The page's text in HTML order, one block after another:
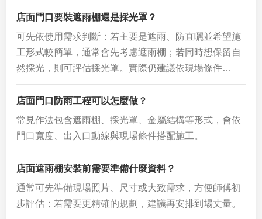
店面門口要裝遮雨棚還是採光罩？
可先依使用需求判斷：若主要是遮雨、防直曬並希望施
工形式較簡單，通常會先考慮遮雨棚；若同時想保留自
然採光，則可評估採光罩。實際仍建議依現場條件…
店面門口防雨工程可以怎麼做？
常見作法包含遮雨棚、採光罩、金屬結構等形式，會依
門口寬度、出入口動線與現場條件搭配施工。
店面遮雨棚安裝前需要準備什麼資料？
通常可先準備現場照片、尺寸或大致需求，方便師傅初
步評估；若需要更精確的規劃，建議再安排到場丈量。